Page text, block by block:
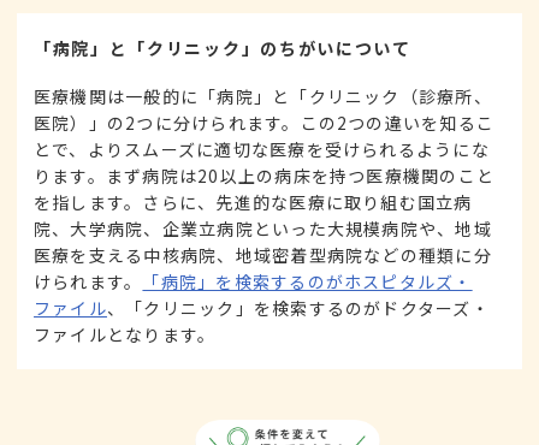
「病院」と「クリニック」のちがいについて
医療機関は一般的に「病院」と「クリニック（診療所、
医院）」の2つに分けられます。この2つの違いを知るこ
とで、よりスムーズに適切な医療を受けられるようにな
ります。まず病院は20以上の病床を持つ医療機関のこと
を指します。さらに、先進的な医療に取り組む国立病
院、大学病院、企業立病院といった大規模病院や、地域
医療を支える中核病院、地域密着型病院などの種類に分
けられます。
「病院」を検索するのがホスピタルズ・
ファイル、「クリニック」を検索するのがドクターズ・
ファイルとなります。